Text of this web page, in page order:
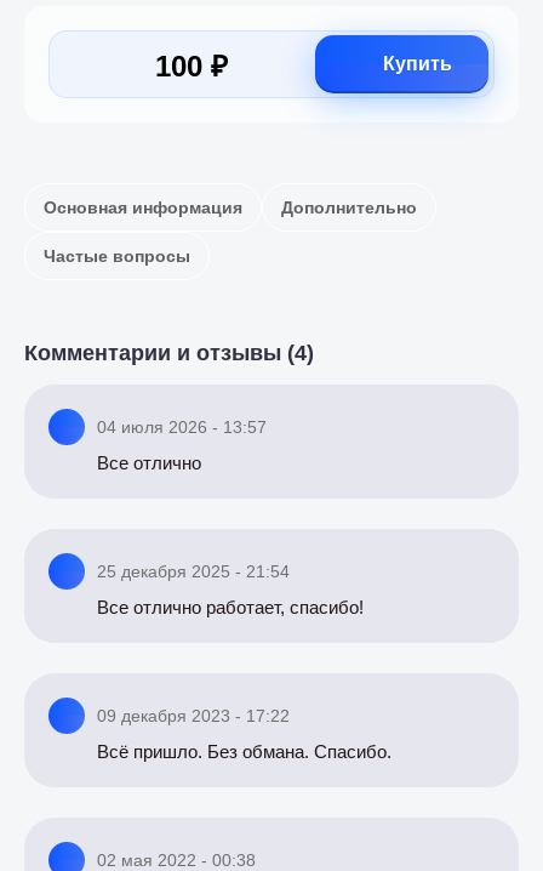
100 ₽ Купить
Основная информация Дополнительно
Частые вопросы
Комментарии и отзывы (4)
04 июля 2026 - 13:57
Все отлично
25 декабря 2025 - 21:54
Все отлично работает, спасибо!
09 декабря 2023 - 17:22
Всё пришло. Без обмана. Спасибо.
02 мая 2022 - 00:38